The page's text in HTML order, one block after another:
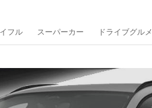
フル スーパーカー ドライブグルメ